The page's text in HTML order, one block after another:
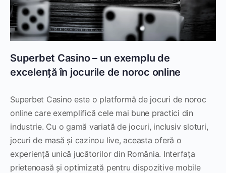
Superbet Casino – un exemplu de
excelență în jocurile de noroc online
Superbet Casino este o platformă de jocuri de noroc
online care exemplifică cele mai bune practici din
industrie. Cu o gamă variată de jocuri, inclusiv sloturi,
jocuri de masă și cazinou live, aceasta oferă o
experiență unică jucătorilor din România. Interfața
prietenoasă și optimizată pentru dispozitive mobile